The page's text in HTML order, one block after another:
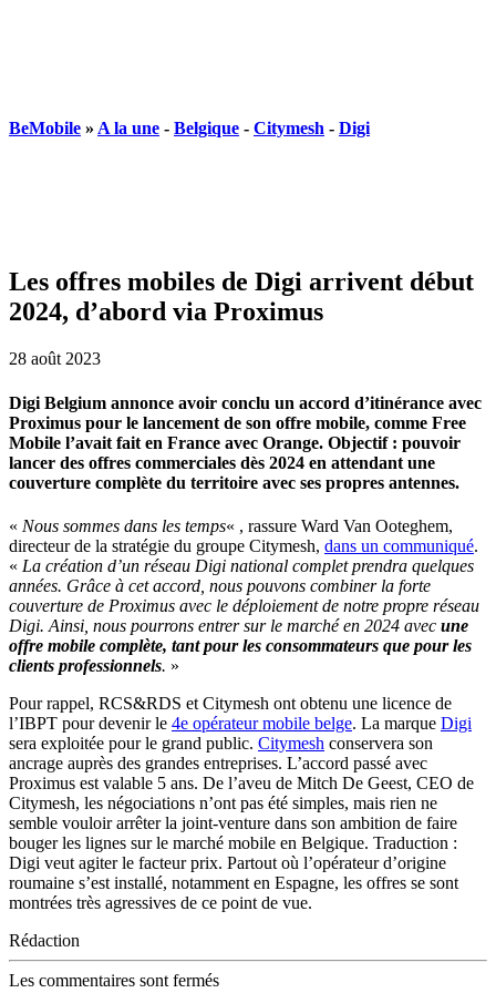
BeMobile » A la une - Belgique - Citymesh - Digi
Les offres mobiles de Digi arrivent début
2024, d’abord via Proximus
28 août 2023
Digi Belgium annonce avoir conclu un accord d’itinérance avec
Proximus pour le lancement de son offre mobile, comme Free
Mobile l’avait fait en France avec Orange. Objectif : pouvoir
lancer des offres commerciales dès 2024 en attendant une
couverture complète du territoire avec ses propres antennes.
« Nous sommes dans les temps« , rassure Ward Van Ooteghem,
directeur de la stratégie du groupe Citymesh, dans un communiqué.
« La création d’un réseau Digi national complet prendra quelques
années. Grâce à cet accord, nous pouvons combiner la forte
couverture de Proximus avec le déploiement de notre propre réseau
Digi. Ainsi, nous pourrons entrer sur le marché en 2024 avec une
offre mobile complète, tant pour les consommateurs que pour les
clients professionnels. »
Pour rappel, RCS&RDS et Citymesh ont obtenu une licence de
l’IBPT pour devenir le 4e opérateur mobile belge. La marque Digi
sera exploitée pour le grand public. Citymesh conservera son
ancrage auprès des grandes entreprises. L’accord passé avec
Proximus est valable 5 ans. De l’aveu de Mitch De Geest, CEO de
Citymesh, les négociations n’ont pas été simples, mais rien ne
semble vouloir arrêter la joint-venture dans son ambition de faire
bouger les lignes sur le marché mobile en Belgique. Traduction :
Digi veut agiter le facteur prix. Partout où l’opérateur d’origine
roumaine s’est installé, notamment en Espagne, les offres se sont
montrées très agressives de ce point de vue.
Rédaction
Les commentaires sont fermés